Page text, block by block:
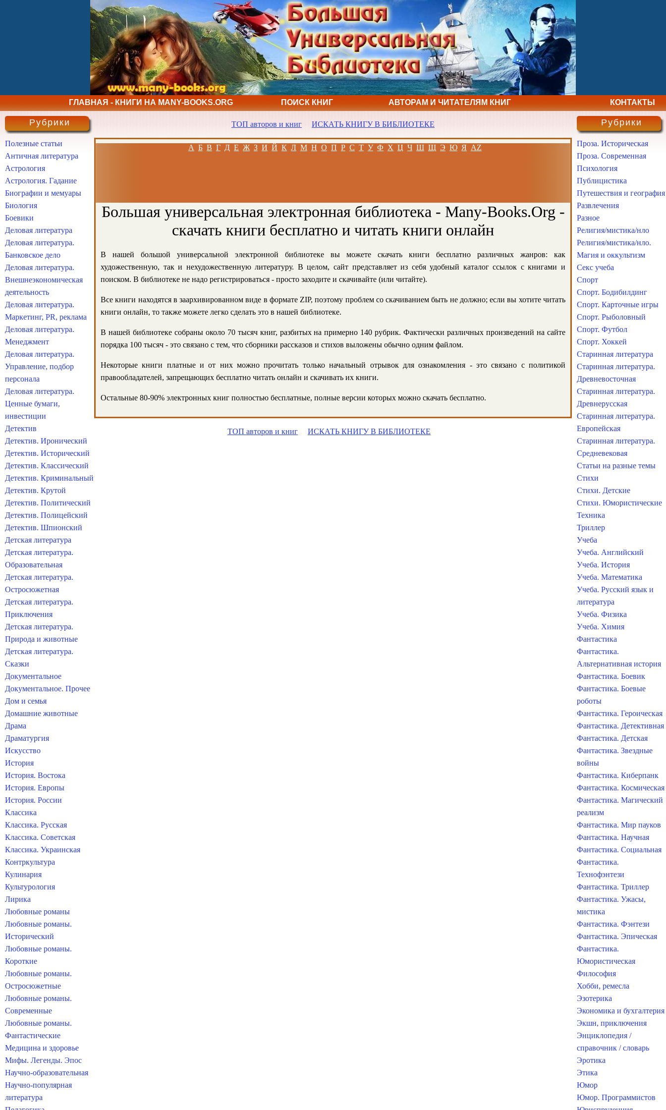
ГЛАВНАЯ - КНИГИ НА MANY-BOOKS.ORG ПОИСК КНИГ АВТОРАМ И ЧИТАТЕЛЯМ КНИГ КОНТАКТЫ
ТОП авторов и книг ИСКАТЬ КНИГУ В БИБЛИОТЕКЕ
А Б В Г Д Е Ж З И Й К Л М Н О П Р С Т У Ф Х Ц Ч Ш Щ Э Ю Я AZ
Большая универсальная электронная библиотека - Many-Books.Org -
скачать книги бесплатно и читать книги онлайн
В нашей большой универсальной электронной библиотеке вы можете скачать книги бесплатно различных жанров: как
художественную, так и нехудожественную литературу. В целом, сайт представляет из себя удобный каталог ссылок с книгами и
поиском. В библиотеке не надо регистрироваться - просто заходите и скачивайте (или читайте).
Все книги находятся в заархивированном виде в формате ZIP, поэтому проблем со скачиванием быть не должно; если вы хотите читать
книги онлайн, то также можете легко сделать это в нашей библиотеке.
В нашей библиотеке собраны около 70 тысяч книг, разбитых на примерно 140 рубрик. Фактически различных произведений на сайте
порядка 100 тысяч - это связано с тем, что сборники рассказов и стихов выложены обычно одним файлом.
Некоторые книги платные и от них можно прочитать только начальный отрывок для ознакомления - это связано с политикой
правообладателей, запрещающих бесплатно читать онлайн и скачивать их книги.
Остальные 80-90% электронных книг полностью бесплатные, полные версии которых можно скачать бесплатно.
ТОП авторов и книг ИСКАТЬ КНИГУ В БИБЛИОТЕКЕ
Рубрики
Полезные статьи
Античная литература
Астрология
Астрология. Гадание
Биографии и мемуары
Биология
Боевики
Деловая литература
Деловая литература.
Банковское дело
Деловая литература.
Внешнеэкономическая
деятельность
Деловая литература.
Маркетинг, PR, реклама
Деловая литература.
Менеджмент
Деловая литература.
Управление, подбор
персонала
Деловая литература.
Ценные бумаги,
инвестиции
Детектив
Детектив. Иронический
Детектив. Исторический
Детектив. Классический
Детектив. Криминальный
Детектив. Крутой
Детектив. Политический
Детектив. Полицейский
Детектив. Шпионский
Детская литература
Детская литература.
Образовательная
Детская литература.
Остросюжетная
Детская литература.
Приключения
Детская литература.
Природа и животные
Детская литература.
Сказки
Документальное
Документальное. Прочее
Дом и семья
Домашние животные
Драма
Драматургия
Искусство
История
История. Востока
История. Европы
История. России
Классика
Классика. Русская
Классика. Советская
Классика. Украинская
Контркультура
Кулинария
Культурология
Лирика
Любовные романы
Любовные романы.
Исторический
Любовные романы.
Короткие
Любовные романы.
Остросюжетные
Любовные романы.
Современные
Любовные романы.
Фантастические
Медицина и здоровье
Мифы. Легенды. Эпос
Научно-образовательная
Научно-популярная
литература
Рубрики
Проза. Историческая
Проза. Современная
Психология
Публицистика
Путешествия и география
Развлечения
Разное
Религия/мистика/нло
Религия/мистика/нло.
Магия и оккультизм
Секс учеба
Спорт
Спорт. Бодибилдинг
Спорт. Карточные игры
Спорт. Рыболовный
Спорт. Футбол
Спорт. Хоккей
Старинная литература
Старинная литература.
Древневосточная
Старинная литература.
Древнерусская
Старинная литература.
Европейская
Старинная литература.
Средневековая
Статьи на разные темы
Стихи
Стихи. Детские
Стихи. Юмористические
Техника
Триллер
Учеба
Учеба. Английский
Учеба. История
Учеба. Математика
Учеба. Русский язык и
литература
Учеба. Физика
Учеба. Химия
Фантастика
Фантастика.
Альтернативная история
Фантастика. Боевик
Фантастика. Боевые
роботы
Фантастика. Героическая
Фантастика. Детективная
Фантастика. Детская
Фантастика. Звездные
войны
Фантастика. Киберпанк
Фантастика. Космическая
Фантастика. Магический
реализм
Фантастика. Мир пауков
Фантастика. Научная
Фантастика. Социальная
Фантастика.
Технофэнтези
Фантастика. Триллер
Фантастика. Ужасы,
мистика
Фантастика. Фэнтези
Фантастика. Эпическая
Фантастика.
Юмористическая
Философия
Хобби, ремесла
Эзотерика
Экономика и бухгалтерия
Экшн, приключения
Энциклопедия /
справочник / словарь
Эротика
Этика
Юмор
Юмор. Программистов